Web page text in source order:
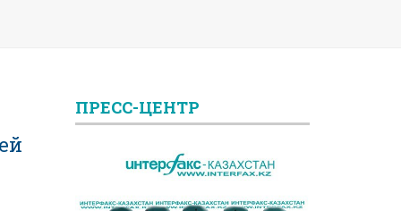
ПРЕСС-ЦЕНТР